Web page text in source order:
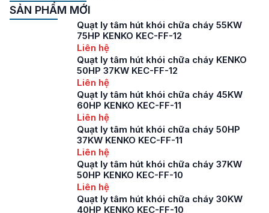
SẢN PHẨM MỚI
Quạt ly tâm hút khói chữa cháy 55KW
75HP KENKO KEC-FF-12
Liên hệ
Quạt ly tâm hút khói chữa cháy KENKO
50HP 37KW KEC-FF-12
Liên hệ
Quạt ly tâm hút khói chữa cháy 45KW
60HP KENKO KEC-FF-11
Liên hệ
Quạt ly tâm hút khói chữa cháy 50HP
37KW KENKO KEC-FF-11
Liên hệ
Quạt ly tâm hút khói chữa cháy 37KW
50HP KENKO KEC-FF-10
Liên hệ
Quạt ly tâm hút khói chữa cháy 30KW
40HP KENKO KEC-FF-10